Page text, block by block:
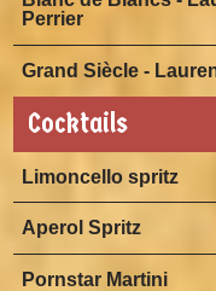
Perrier
Grand Siècle -
Cocktails
Limoncello spritz
Aperol Spritz
Pornstar Martini